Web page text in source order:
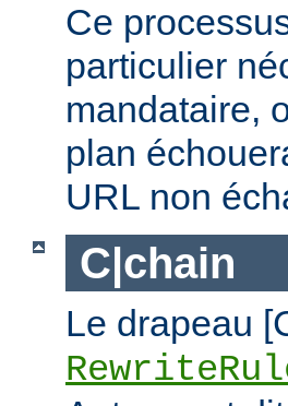
Ce
particulier
mandataire,
plan
URL non
C|chain
Le drapeau